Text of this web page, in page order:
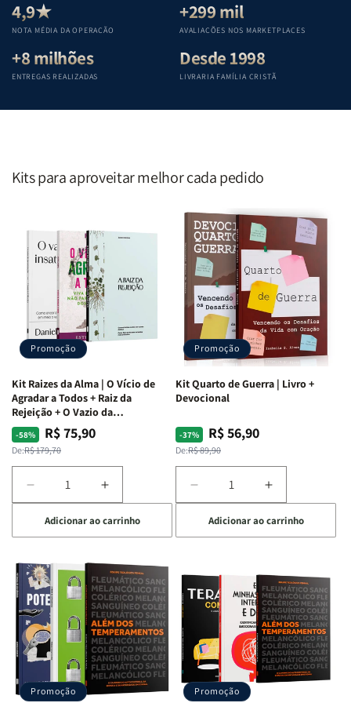
Teológica
Penkal
Penkal
Teológica
Penkal
4,9★
NOTA MÉDIA DA OPERAÇÃO
+299 mil
AVALIAÇÕES NOS MARKETPLACES
+8 milhões
ENTREGAS REALIZADAS
Desde 1998
LIVRARIA FAMÍLIA CRISTÃ
Kits para aproveitar melhor cada pedido
Promoção
Kit Raizes da Alma | O Vício de
Agradar a Todos + Raiz da
Rejeição + O Vazio da
Insatisfação.
-58%
Preço
normal
De:R$ 179,70
Preço
promocional
R$ 75,90
Diminuir
a
quantidade
de
Raizes
da
Alma
|
O
Vício
Agradar
Aumentar
a
quantidade
de
Raizes
da
Alma
|
O
Vício
de
Agradar
Adicionar ao carrinho
Promoção
Kit Quarto de Guerra | Livro +
Devocional
-37%
Preço
normal
De:R$ 89,90
Preço
promocional
R$ 56,90
Diminuir
a
quantidade
de
Quarto
de
Guerra
Livro
+
Devocional
Aumentar
a
quantidade
de
Quarto
de
Guerra
|
Livro
+
Devocional
Adicionar ao carrinho
Promoção Promoção